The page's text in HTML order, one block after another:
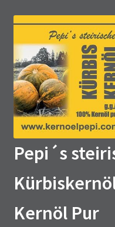
Zur
Navigation
springen
Zum
springen
Pepi´s
Kernöl Pur